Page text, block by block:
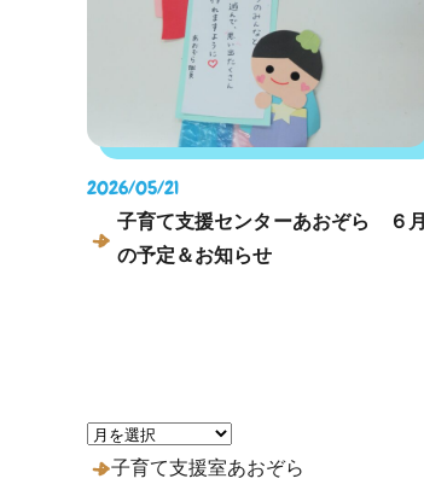
2026/05/21
子育て支援センターあおぞら ６月
の予定＆お知らせ
子育て支援室あおぞら